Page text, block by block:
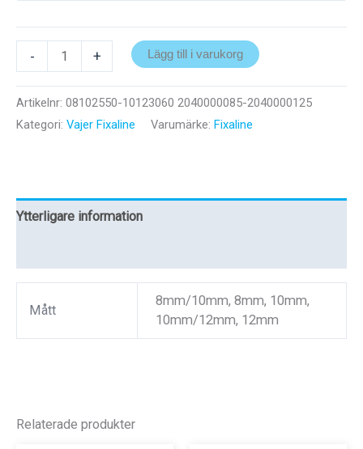
-
extension
mängd
+ Lägg till i varukorg
Artikelnr: 08102550-10123060 2040000085-2040000125
Kategori: Vajer Fixaline Varumärke: Fixaline
Ytterligare information
Mått
8mm/10mm, 8mm, 10mm,
10mm/12mm, 12mm
Relaterade produkter